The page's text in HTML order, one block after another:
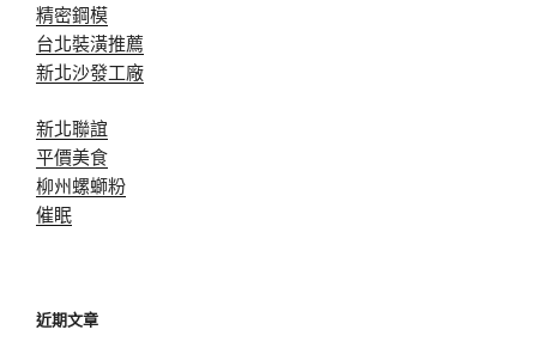
精密鋼模
台北裝潢推薦
新北沙發工廠
新北聯誼
平價美食
柳州螺螄粉
催眠
近期文章